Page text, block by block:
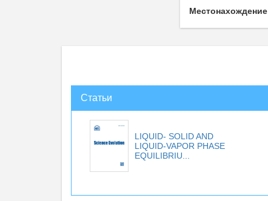
Местонахождение
Статьи
LIQUID- SOLID AND
LIQUID-VAPOR PHASE
EQUILIBRIU...